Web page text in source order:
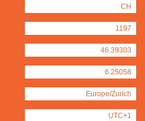
CH
1197
46.39303
6.25058
Europe/Zurich
UTC+1